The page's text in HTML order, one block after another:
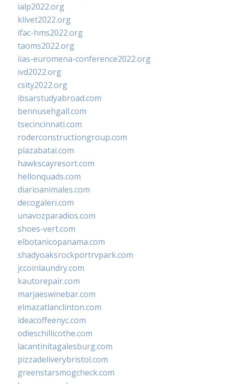
ialp2022.org
klivet2022.org
ifac-hms2022.org
taoms2022.org
iias-euromena-conference2022.org
ivd2022.org
csity2022.org
ibsarstudyabroad.com
bennusehgall.com
tsecincinnati.com
roderconstructiongroup.com
plazabatai.com
hawkscayresort.com
hellonquads.com
diarioanimales.com
decogaleri.com
unavozparadios.com
shoes-vert.com
elbotanicopanama.com
shadyoaksrockportrvpark.com
jccoinlaundry.com
kautorepair.com
marjaeswinebar.com
elmazatlanclinton.com
ideacoffeenyc.com
odieschillicothe.com
lacantinitagalesburg.com
pizzadeliverybristol.com
greenstarsmogcheck.com